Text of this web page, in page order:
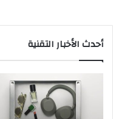
أحدث الأخبار التقنية